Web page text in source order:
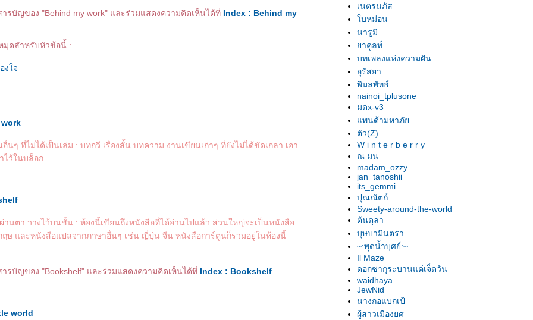
ารบัญของ "Behind my work" และร่วมแสดงความคิดเห็นได้ที่ Index : Behind my
มุดสำหรับหัวข้อนี้ :
งใจ
อื่นๆ ที่ไม่ได้เป็นเล่ม : บทกวี เรื่องสั้น บทความ งานเขียนเก่าๆ ที่ยังไม่ได้ขัดเกลา เอา
ไว้ในบล็อก
านตา วางไว้บนชั้น : ห้องนี้เขียนถึงหนังสือที่ได้อ่านไปแล้ว ส่วนใหญ่จะเป็นหนังสือ
ฤษ และหนังสือแปลจากภาษาอื่นๆ เช่น ญี่ปุ่น จีน หนังสือการ์ตูนก็รวมอยู่ในห้องนี้
ารบัญของ "Bookshelf" และร่วมแสดงความคิดเห็นได้ที่ Index : Bookshelf
world
เนตรนภัส
บหม่อน
นารูมิ
าคูลท์
บทเพลงแห่งความฝัน
อุรัสยา
พิมลพัทธ์
nainoi_tplusone
มดx-v3
พนด้ามหาภั
ตัว(Z)
W i n t e r b e r r y
ณ มน
madam_ozzy
jan_tanoshii
its_gemmi
ปุณณัตถ์
Sweety-around-the-world
ต้นตุลา
บุษบามินตรา
~:พุดน้ำบุศย์:~
Il Maze
ดอกซากุระบานแค่เจ็ดวัน
waidhaya
JewNid
นางกอแบกเป้
ผู้สาวเมืองยศ